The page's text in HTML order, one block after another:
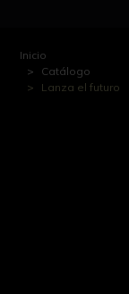
Inicio
Catálogo
Lanza el futuro